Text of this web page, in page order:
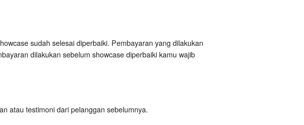
sudah selesai diperbaiki. Pembayaran yang dilakukan
dilakukan sebelum showcase diperbaiki kamu wajib
atau testimoni dari pelanggan sebelumnya.